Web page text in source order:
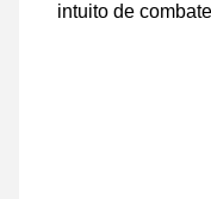
intuito de